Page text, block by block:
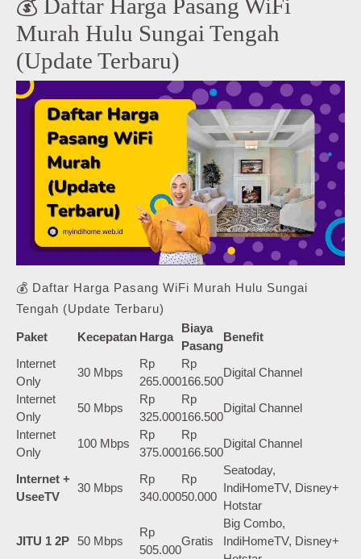
💰 Daftar Harga Pasang WiFi
Murah Hulu Sungai Tengah
(Update Terbaru)
💰 Daftar Harga Pasang WiFi Murah Hulu Sungai
Tengah (Update Terbaru)
Paket Kecepatan Harga
Biaya
Pasang
Benefit
Internet
Only
30 Mbps
Rp
265.000
Rp
166.500
Digital Channel
Internet
Only
50 Mbps
Rp
325.000
Rp
166.500
Digital Channel
Internet
Only
100 Mbps
Rp
375.000
Rp
166.500
Digital Channel
Internet +
UseeTV
30 Mbps
Rp
340.000
Rp
50.000
Seatoday,
IndiHomeTV, Disney+
Hotstar
JITU 1 2P 50 Mbps
Rp
505.000
Gratis
Big Combo,
IndiHomeTV, Disney+